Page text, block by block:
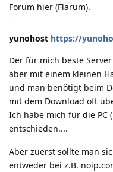
Forum hier (Flarum).
yunohost https://
Der für mich beste
aber mit einem kleinen
und man benötigt beim
mit dem Download oft
Ich habe mich für die PC
entschieden....
Aber zuerst sollte man
entweder bei z.B.